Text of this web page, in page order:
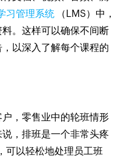
习管理系统 （LMS）中，
。这样可以确保不间断
以深入了解每个课程的
，零售业中的轮班情形
，排班是一个非常头疼
可以轻松地处理员工班